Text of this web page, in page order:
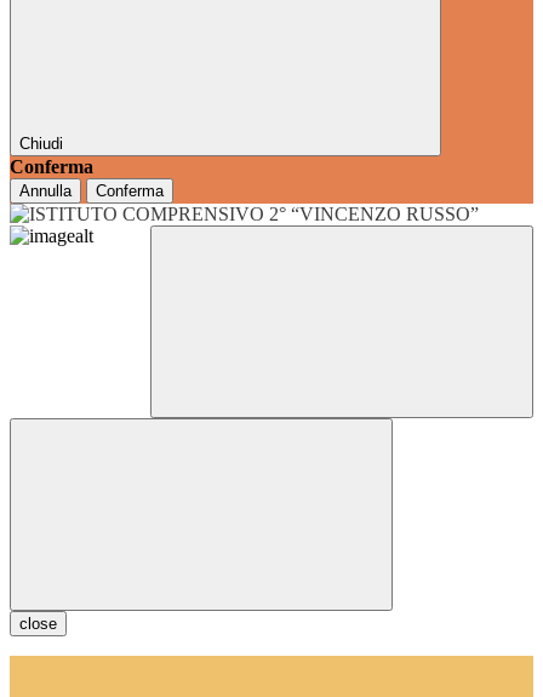
Chiudi
Conferma
Annulla Conferma
close